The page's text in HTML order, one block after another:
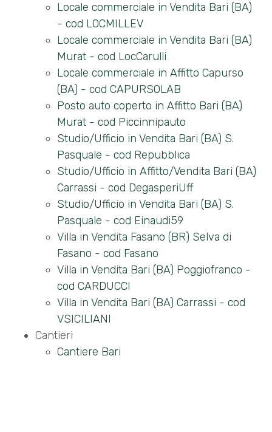
Locale commerciale in Vendita Bari (BA)
- cod LOCMILLEV
Locale commerciale in Vendita Bari (BA)
Murat - cod LocCarulli
Locale commerciale in Affitto Capurso
(BA) - cod CAPURSOLAB
Posto auto coperto in Affitto Bari (BA)
Murat - cod Piccinnipauto
Studio/Ufficio in Vendita Bari (BA) S.
Pasquale - cod Repubblica
Studio/Ufficio in Affitto/Vendita Bari (BA)
Carrassi - cod DegasperiUff
Studio/Ufficio in Vendita Bari (BA) S.
Pasquale - cod Einaudi59
Villa in Vendita Fasano (BR) Selva di
Fasano - cod Fasano
Villa in Vendita Bari (BA) Poggiofranco -
cod CARDUCCI
Villa in Vendita Bari (BA) Carrassi - cod
VSICILIANI
Cantieri
Cantiere Bari
Qualsiasi